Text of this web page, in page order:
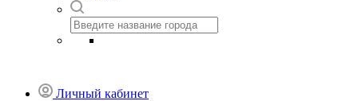
Личный кабинет